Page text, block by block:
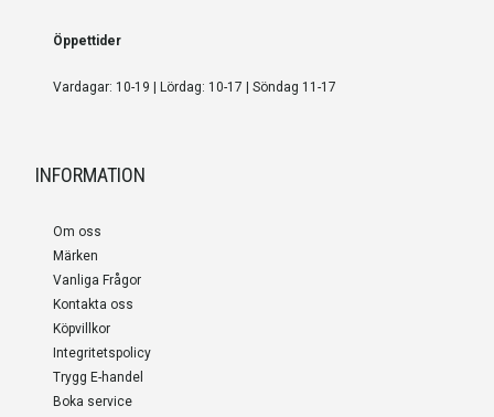
Öppettider
Vardagar: 10-19 | Lördag: 10-17 | Söndag 11-17
INFORMATION
Om oss
Märken
Vanliga Frågor
Kontakta oss
Köpvillkor
Integritetspolicy
Trygg E-handel
Boka service